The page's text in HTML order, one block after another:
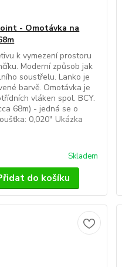
- Omotávka na
k vymezení prostoru
Moderní způsob jak
soustřelu. Lanko je
barvě. Omotávka je
vláken spol. BCY.
68m) - jedná se o
0,020" Ukázka
Skladem
do košíku